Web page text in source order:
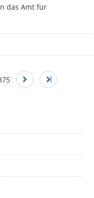
das Amt für